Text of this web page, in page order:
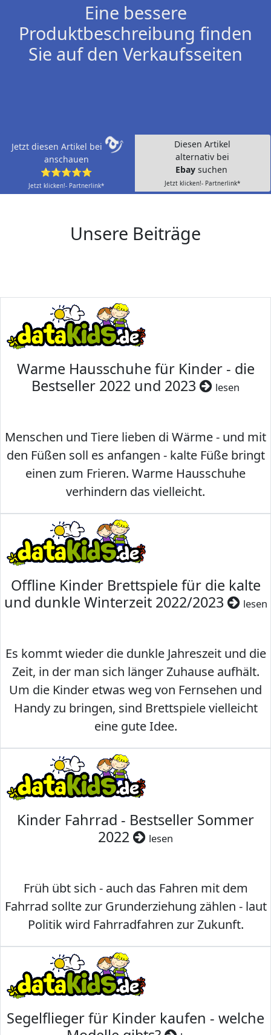
Eine bessere
Produktbeschreibung finden
Sie auf den Verkaufsseiten
Jetzt diesen Artikel bei
anschauen
⭐⭐⭐⭐⭐
Jetzt klicken!- Partnerlink*
Diesen Artikel
alternativ bei
Ebay suchen
Jetzt klicken!- Partnerlink*
Unsere Beiträge
Warme Hausschuhe für Kinder - die
Bestseller 2022 und 2023
lesen
Menschen und Tiere lieben di Wärme - und mit
den Füßen soll es anfangen - kalte Füße bringt
einen zum Frieren. Warme Hausschuhe
verhindern das vielleicht.
Offline Kinder Brettspiele für die kalte
und dunkle Winterzeit 2022/2023
lesen
Es kommt wieder die dunkle Jahreszeit und die
Zeit, in der man sich länger Zuhause aufhält.
Um die Kinder etwas weg von Fernsehen und
Handy zu bringen, sind Brettspiele vielleicht
eine gute Idee.
Kinder Fahrrad - Bestseller Sommer
2022
lesen
Früh übt sich - auch das Fahren mit dem
Fahrrad sollte zur Grunderziehung zählen - laut
Politik wird Fahrradfahren zur Zukunft.
Segelflieger für Kinder kaufen - welche